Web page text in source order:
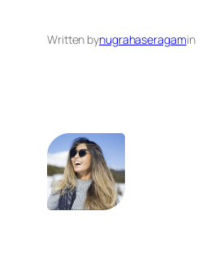
Written bynugrahaseragamin